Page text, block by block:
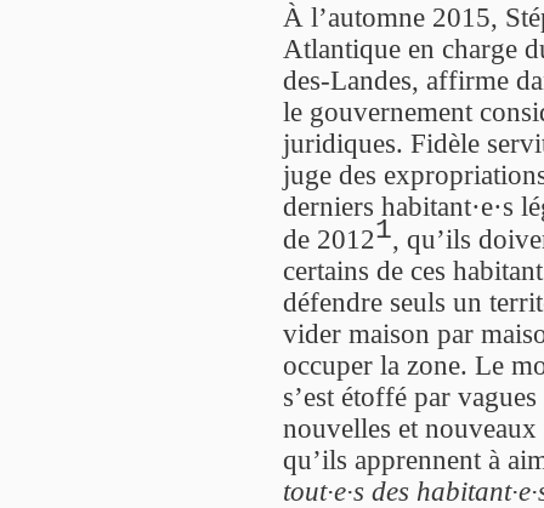
À l’automne 2015,
Atlantique en charge
des-Landes, affirme
le gouvernement
juridiques. Fidèle
juge des
derniers habitant·e·s
de 20121, qu’ils
certains de ces
défendre seuls un
vider maison par
occuper la zone. Le
s’est étoffé par
nouvelles et nouveaux
qu’ils apprennent à
tout·e·s des